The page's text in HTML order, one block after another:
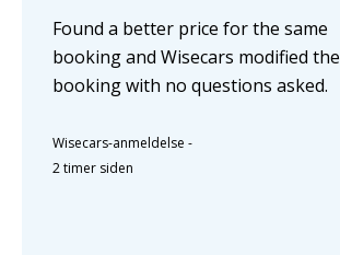
Found a better price for the same
booking and Wisecars modified the
booking with no questions asked.
Wisecars-anmeldelse -
2 timer siden